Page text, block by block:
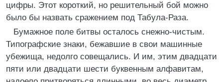
цифры. Этот короткий, но решительный бой можно
было бы назвать сражением под Табула-Раза.
Бумажное поле битвы осталось снежно-чистым.
Типографские знаки, бежавшие в свои машинные
убежища, недолго совещались. И им, этим двадцати
пяти или двадцати шести буквенным алфавитам,